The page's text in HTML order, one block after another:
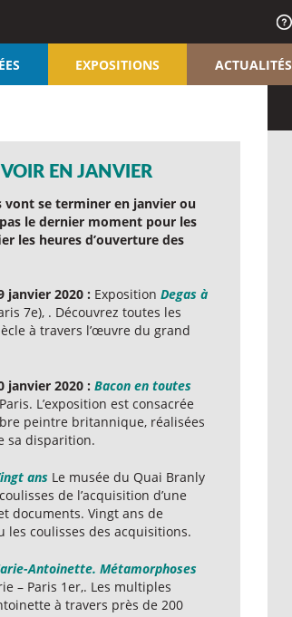
EXPOSITIONS ACTUALITÉS
EN JANVIER
vont se terminer en janvier ou
le dernier moment pour les
les heures d’ouverture des
janvier 2020 : Exposition Degas à
7e), . Découvrez toutes les
à travers l’œuvre du grand
janvier 2020 : Bacon en toutes
L’exposition est consacrée
peintre britannique, réalisées
sa disparition.
ans Le musée du Quai Branly
de l’acquisition d’une
documents. Vingt ans de
les coulisses des acquisitions.
Antoinette. Métamorphoses
– Paris 1er,. Les multiples
à travers près de 200